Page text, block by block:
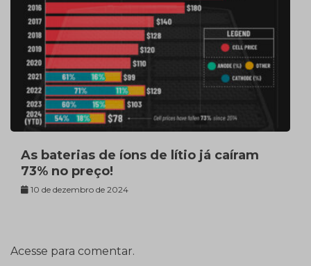
As baterias de íons de lítio já caíram
73% no preço!
10 de dezembro de 2024
Acesse para comentar.